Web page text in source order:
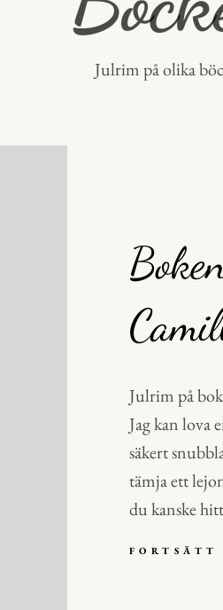
Julrim på olika
Julrim på
Jag kan lova
säkert
tämja ett
du kanske
FORTSÄTT